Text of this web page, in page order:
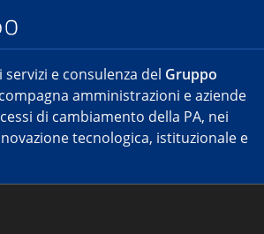
servizi e consulenza del Gruppo
amministrazioni e aziende
di cambiamento della PA, nei
tecnologica, istituzionale e